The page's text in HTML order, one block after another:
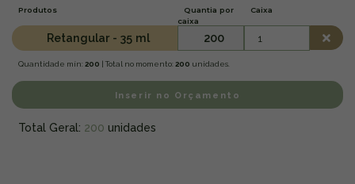
Produtos
Quantia por
caixa
Caixa
Retangular - 35 ml 200
Quantidade mín: 200 | Total no momento: 200 unidades.
Inserir no Orçamento
Total Geral: 200 unidades